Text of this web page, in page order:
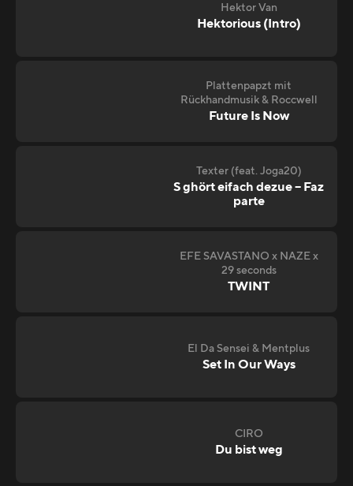
Hektor Van
Hektorious (Intro)
Plattenpapzt mit
Rückhandmusik & Roccwell
Future Is Now
Texter (feat. Joga20)
S ghört eifach dezue – Faz
parte
EFE SAVASTANO x NAZE x
29 seconds
TWINT
El Da Sensei & Mentplus
Set In Our Ways
CIRO
Du bist weg